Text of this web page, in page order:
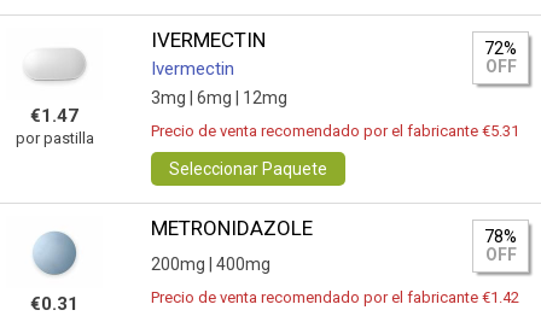
€1.47
por pastilla
IVERMECTIN
Ivermectin
3mg | 6mg | 12mg
72%
OFF
Precio de venta recomendado por el fabricante €5.31
Seleccionar Paquete
€0.31
METRONIDAZOLE
200mg | 400mg
78%
OFF
Precio de venta recomendado por el fabricante €1.42